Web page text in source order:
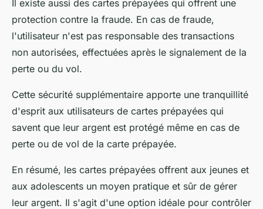
Il existe aussi des cartes prépayées qui offrent une
protection contre la fraude. En cas de fraude,
l'utilisateur n'est pas responsable des transactions
non autorisées, effectuées après le signalement de la
perte ou du vol.
Cette sécurité supplémentaire apporte une tranquillité
d'esprit aux utilisateurs de cartes prépayées qui
savent que leur argent est protégé même en cas de
perte ou de vol de la carte prépayée.
En résumé, les cartes prépayées offrent aux jeunes et
aux adolescents un moyen pratique et sûr de gérer
leur argent. Il s'agit d'une option idéale pour contrôler